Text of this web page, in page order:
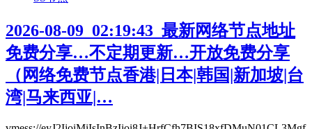
2026-08-09_02:19:43_最新网络节点地址
免费分享…不定期更新…开放免费分享
（网络免费节点香港|日本|韩国|新加坡|台
湾|马来西亚|…